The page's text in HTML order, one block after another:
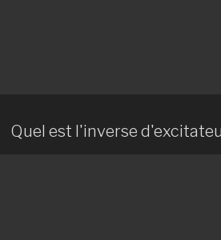
Quel est l'inverse